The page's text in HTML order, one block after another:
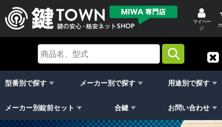
マイペー
ジ
型番別で探す メーカー別で探す 用途別で探す
メーカー別錠前セット 合鍵 お問い合わせ